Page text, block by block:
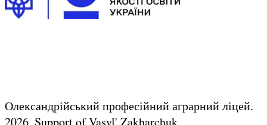
Олександрійський професійний аграрний ліцей.